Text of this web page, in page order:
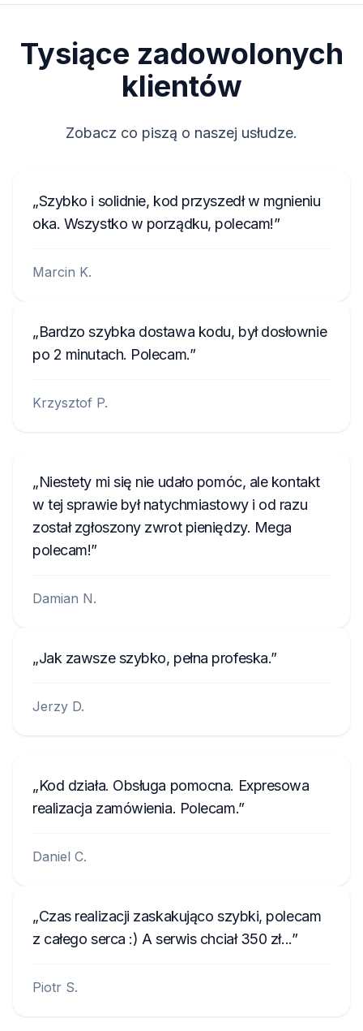
Tysiące zadowolonych
klientów
Zobacz co piszą o naszej usłudze.
Szybko i solidnie, kod przyszedł w mgnieniu
oka. Wszystko w porządku, polecam!
Marcin K.
Bardzo szybka dostawa kodu, był dosłownie
po 2 minutach. Polecam.
Krzysztof P.
Niestety mi się nie udało pomóc, ale kontakt
w tej sprawie był natychmiastowy i od razu
został zgłoszony zwrot pieniędzy. Mega
polecam!
Damian N.
Jak zawsze szybko, pełna profeska.
Jerzy D.
Kod działa. Obsługa pomocna. Expresowa
realizacja zamówienia. Polecam.
Daniel C.
Czas realizacji zaskakująco szybki, polecam
z całego serca :) A serwis chciał 350 zł...
Piotr S.